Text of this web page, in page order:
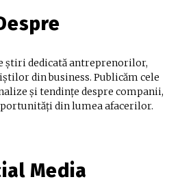
știri dedicată antreprenorilor,
din business. Publicăm cele
și tendințe despre companii,
din lumea afacerilor.
Media